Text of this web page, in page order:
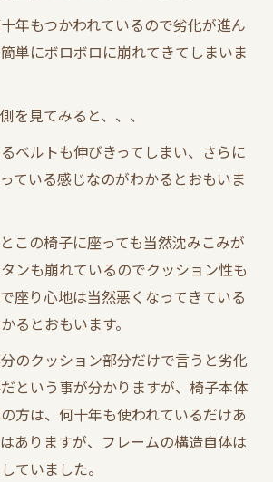
年もつかわれているので劣化が進ん
単にボロボロに崩れてきてしまいま
を見てみると、、、
ベルトも伸びきってしまい、さらに
ている感じなのがわかるとおもいま
この椅子に座っても当然沈みこみが
ンも崩れているのでクッション性も
座り心地は当然悪くなってきている
るとおもいます。
のクッション部分だけで言うと劣化
という事が分かりますが、椅子本体
方は、何十年も使われているだけあ
ありますが、フレームの構造自体は
ていました。